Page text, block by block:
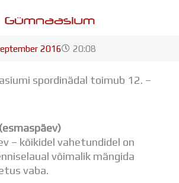
Leht
2016 20:08
spordinädal toimub 12. –
– kõikidel vahetundidel on
võimalik mängida
vaba.